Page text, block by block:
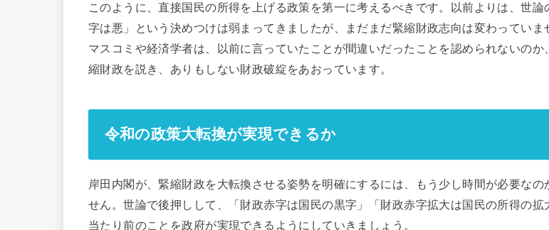
このように、直接国民の所得を上げる政策を第一に考えるべきです。以前よりは、世論
字は悪」という決めつけは弱まってきましたが、まだまだ緊縮財政志向は変わっていま
マスコミや経済学者は、以前に言っていたことが間違いだったことを認められないのか
縮財政を説き、ありもしない財政破綻をあおっています。
令和の政策大転換が実現できるか
岸田内閣が、緊縮財政を大転換させる姿勢を明確にするには、もう少し時間が必要なの
せん。世論で後押しして、「財政赤字は国民の黒字」「財政赤字拡大は国民の所得の拡
当たり前のことを政府が実現できるようにしていきましょう。